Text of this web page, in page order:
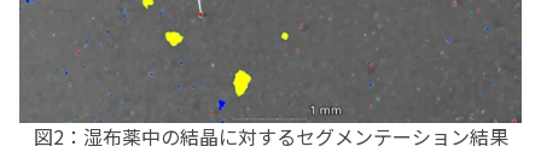
図2：湿布薬中の結晶に対するセグメンテーション結果